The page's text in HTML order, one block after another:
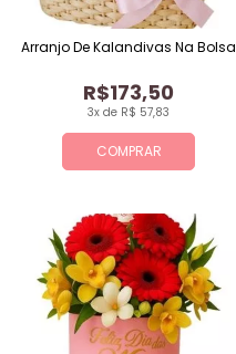
COMPRAR
3x de R$ 57,83
R$173,50
Arranjo De Kalandivas Na Bolsa